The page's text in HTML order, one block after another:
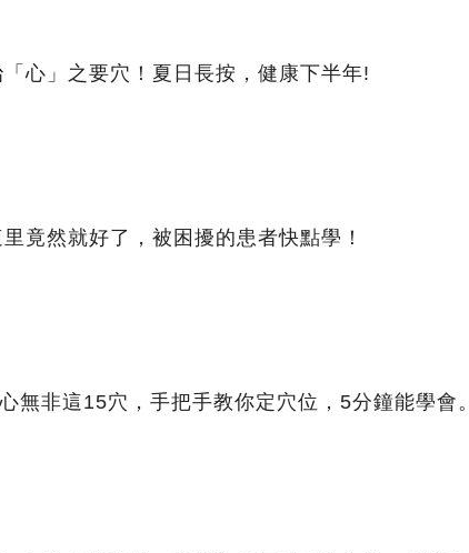
心」之要穴！夏日長按，健康下半年!
竟然就好了，被困擾的患者快點學！
無非這15穴，手把手教你定穴位，5分鐘能學會。